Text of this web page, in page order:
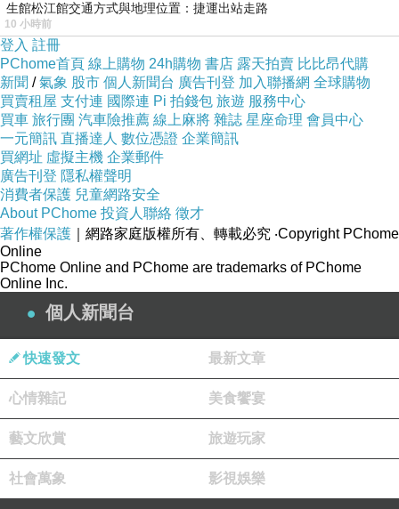
生館松江館交通方式與地理位置：捷運出站走路
10 小時前
登入 註冊
PChome首頁 線上購物 24h購物 書店 露天拍賣 比比昂代購
新聞 /氣象 股市 個人新聞台 廣告刊登 加入聯播網 全球購物
買賣租屋 支付連 國際連 Pi 拍錢包 旅遊 服務中心
買車 旅行團 汽車險推薦 線上麻將 雜誌 星座命理 會員中心
一元簡訊 直播達人 數位憑證 企業簡訊
買網址 虛擬主機 企業郵件
廣告刊登 隱私權聲明
消費者保護 兒童網路安全
About PChome 投資人聯絡 徵才
著作權保護 ｜網路家庭版權所有、轉載必究 ‧Copyright PChome
Online
PChome Online and PChome are trademarks of PChome
Online Inc.
個人新聞台
快速發文 最新文章
心情雜記 美食饗宴
藝文欣賞 旅遊玩家
社會萬象 影視娛樂